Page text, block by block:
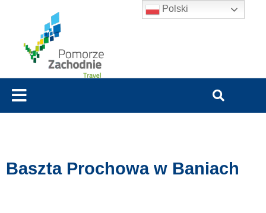
Baszta Prochowa w Baniach
Polski